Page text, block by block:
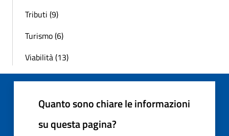
Tributi (9)
Turismo (6)
Viabilità (13)
Quanto sono chiare le informazioni
su questa pagina?